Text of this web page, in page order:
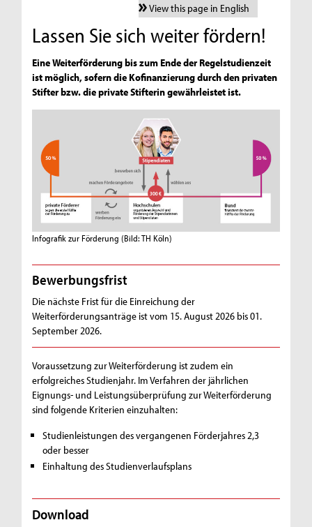
View this page in English
Lassen Sie sich weiter fördern!
Eine Weiterförderung bis zum Ende der Regelstudienzeit
ist möglich, sofern die Kofinanzierung durch den privaten
Stifter bzw. die private Stifterin gewährleistet ist.
Infografik zur Förderung (Bild: TH Köln)
Bewerbungsfrist
Die nächste Frist für die Einreichung der
Weiterförderungsanträge ist vom 15. August 2026 bis 01.
September 2026.
Voraussetzung zur Weiterförderung ist zudem ein
erfolgreiches Studienjahr. Im Verfahren der jährlichen
Eignungs- und Leistungsüberprüfung zur Weiterförderung
sind folgende Kriterien einzuhalten:
Studienleistungen des vergangenen Förderjahres 2,3
oder besser
Einhaltung des Studienverlaufsplans
Download